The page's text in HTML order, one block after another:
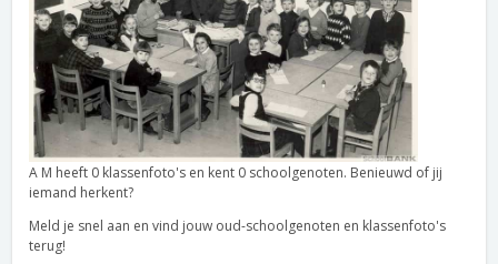
A M heeft 0 klassenfoto's en kent 0 schoolgenoten. Benieuwd of jij
iemand herkent?
Meld je snel aan en vind jouw oud-schoolgenoten en klassenfoto's
terug!